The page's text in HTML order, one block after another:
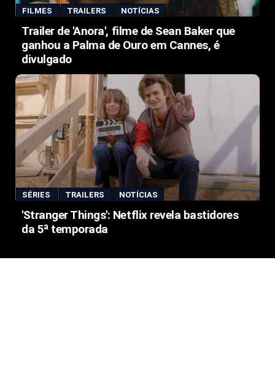
FILMES TRAILERS NOTÍCIAS
Trailer de 'Anora', filme de Sean Baker que
ganhou a Palma de Ouro em Cannes, é
divulgado
SÉRIES TRAILERS NOTÍCIAS
'Stranger Things': Netflix revela bastidores
da 5ª temporada